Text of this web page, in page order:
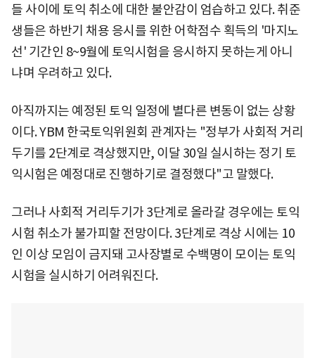
들 사이에 토익 취소에 대한 불안감이 엄습하고 있다. 취준
생들은 하반기 채용 응시를 위한 어학점수 획득의 '마지노
선' 기간인 8~9월에 토익시험을 응시하지 못하는게 아니
냐며 우려하고 있다.
아직까지는 예정된 토익 일정에 별다른 변동이 없는 상황
이다. YBM 한국토익위원회 관계자는 "정부가 사회적 거리
두기를 2단계로 격상했지만, 이달 30일 실시하는 정기 토
익시험은 예정대로 진행하기로 결정했다"고 말했다.
그러나 사회적 거리두기가 3단계로 올라갈 경우에는 토익
시험 취소가 불가피할 전망이다. 3단계로 격상 시에는 10
인 이상 모임이 금지돼 고사장별로 수백명이 모이는 토익
시험을 실시하기 어려워진다.